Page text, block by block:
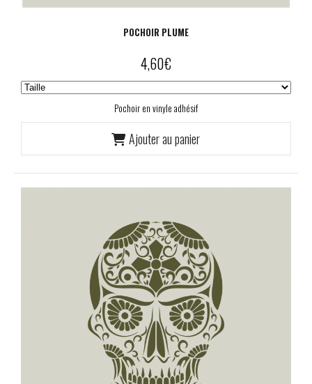
POCHOIR PLUME
4,60€
Pochoir en vinyle adhésif
Ajouter au panier